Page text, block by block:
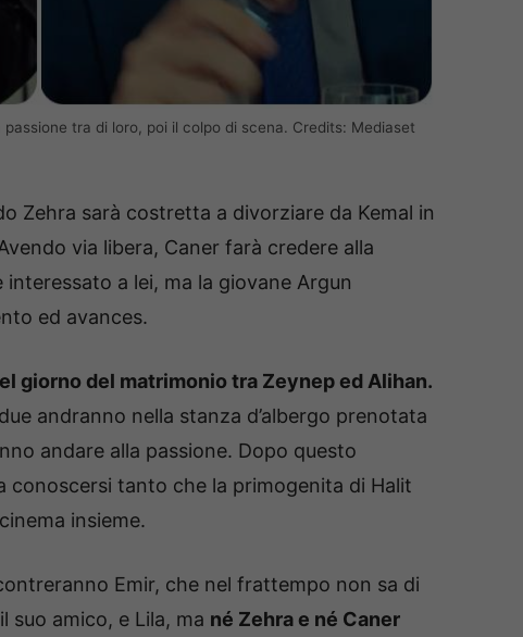
tra di loro, poi il colpo di scena. Credits: Mediaset
Zehra sarà costretta a divorziare da Kemal in
via libera, Caner farà credere alla
a lei, ma la giovane Argun
ed avances.
giorno del matrimonio tra Zeynep ed Alihan.
andranno nella stanza d’albergo prenotata
andare alla passione. Dopo questo
conoscersi tanto che la primogenita di Halit
insieme.
Emir, che nel frattempo non sa di
amico, e Lila, ma né Zehra e né Caner